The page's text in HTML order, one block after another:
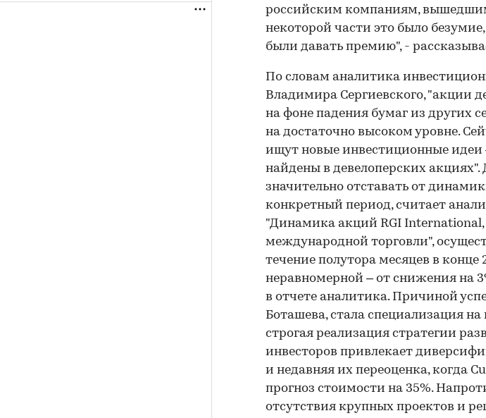
российским компаниям,
некоторой части это было
были давать премию", -
По словам аналитика
Владимира Сергиевского, "акции
на фоне падения бумаг из других
на достаточно высоком уровне.
ищут новые инвестиционные идеи
найдены в девелоперских
значительно отставать от
конкретный период, считает
"Динамика акций RGI
международной торговли",
течение полутора месяцев в конце
неравномерной – от снижения на
в отчете аналитика. Причиной
Боташева, стала специализация
строгая реализация стратегии
инвесторов привлекает
и недавняя их переоценка, когда
прогноз стоимости на 35%.
отсутствия крупных проектов и